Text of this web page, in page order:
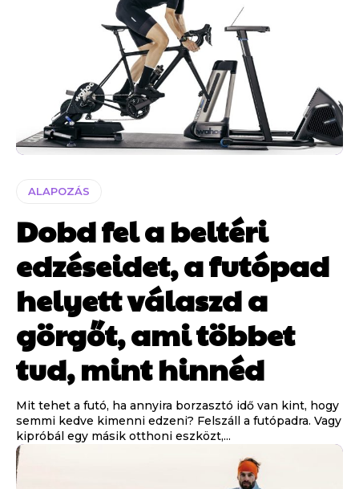
ALAPOZÁS
Dobd fel a beltéri
edzéseidet, a futópad
helyett válaszd a
görgőt, ami többet
tud, mint hinnéd
Mit tehet a futó, ha annyira borzasztó idő van kint, hogy
semmi kedve kimenni edzeni? Felszáll a futópadra. Vagy
kipróbál egy másik otthoni eszközt,...